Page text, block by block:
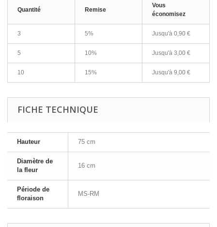
Quantité Remise
Vous
économisez
3 5% Jusqu'à 0,90 €
5 10% Jusqu'à 3,00 €
10 15% Jusqu'à 9,00 €
FICHE TECHNIQUE
Hauteur 75 cm
Diamètre de
la fleur
16 cm
Période de
floraison
MS-RM